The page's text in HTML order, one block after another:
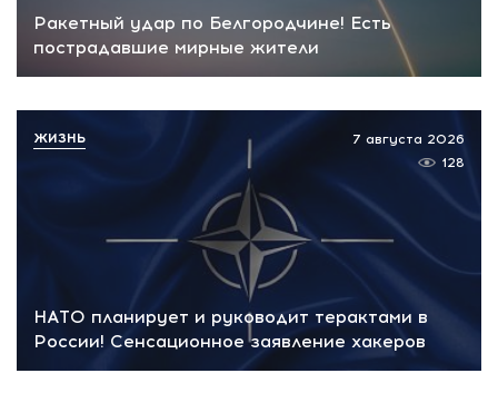
Ракетный удар по Белгородчине! Есть
пострадавшие мирные жители
НАТО планирует и руководит терактами в
России! Сенсационное заявление хакеров
7 августа 2026
128
ЖИЗНЬ